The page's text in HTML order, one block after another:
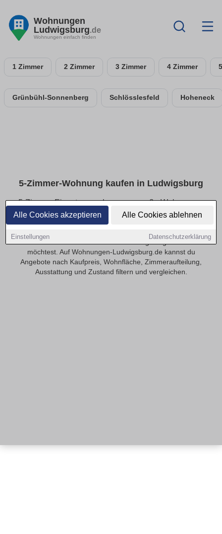
Alle Cookies akzeptieren Alle Cookies ablehnen
Einstellungen Datenschutzerklärung
Wohnungen
Ludwigsburg.de
Wohnungen einfach finden
1 Zimmer 2 Zimmer 3 Zimmer 4 Zimmer
Grünbühl-Sonnenberg Schlösslesfeld Hoheneck
5-Zimmer-Wohnung kaufen in Ludwigsburg
5-Zimmer-Eigentumswohnungen: große Wohnungen
im Überblick
wenn du viel Platz und flexible Nutzungsmöglichkeiten
möchtest. Auf Wohnungen-Ludwigsburg.de kannst du
Angebote nach Kaufpreis, Wohnfläche, Zimmeraufteilung,
Ausstattung und Zustand filtern und vergleichen.